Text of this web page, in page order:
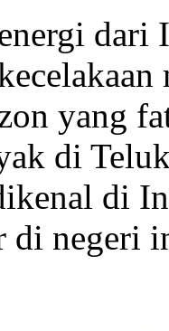
yang
di
di
di negeri